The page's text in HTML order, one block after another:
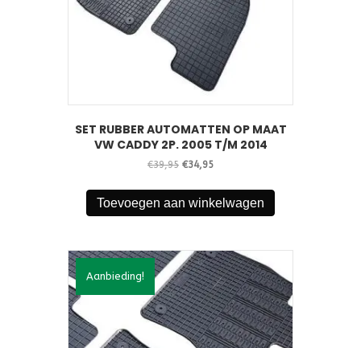
SET RUBBER AUTOMATTEN OP MAAT
VW CADDY 2P. 2005 T/M 2014
€39,95 Oorspronkelijke
was:
€39,95.
€34,95Huidige
is:
€34,95.
Toevoegen aan winkelwagen
Aanbieding!